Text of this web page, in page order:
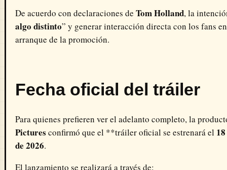
De acuerdo con declaraciones de Tom Holland, la
algo distinto” y generar interacción directa con los fans
arranque de la promoción.
Fecha oficial del tráiler
Para quienes prefieren ver el adelanto completo, la
Pictures confirmó que el **tráiler oficial se estrenará el
de 2026.
El lanzamiento se realizará a través de: